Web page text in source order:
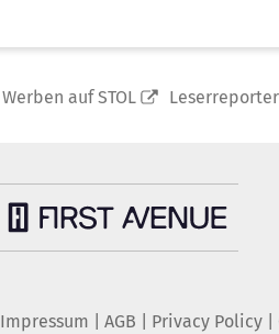
Werben auf STOL
Impressum AGB Privacy Policy|